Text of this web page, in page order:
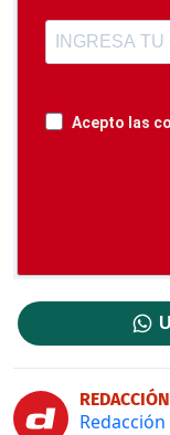
Acepto las
Redacción